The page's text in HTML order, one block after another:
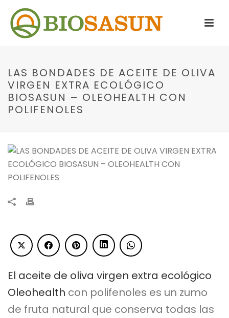
LAS BONDADES DE ACEITE DE OLIVA
VIRGEN EXTRA ECOLÓGICO
BIOSASUN – OLEOHEALTH CON
POLIFENOLES
El aceite de oliva virgen extra ecológico
Oleohealth con polifenoles es un zumo
de fruta natural que conserva todas las